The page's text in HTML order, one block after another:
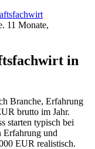
11 Monate,
in
Branche, Erfahrung
brutto im Jahr.
starten typisch bei
Erfahrung und
EUR realistisch.